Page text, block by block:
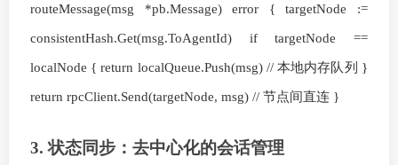
routeMessage(msg *pb.Message) error { targetNode :=
consistentHash.Get(msg.ToAgentId) if targetNode ==
localNode { return localQueue.Push(msg) // 本地内存队列 }
return rpcClient.Send(targetNode, msg) // 节点间直连 }
3. 状态同步：去中心化的会话管理